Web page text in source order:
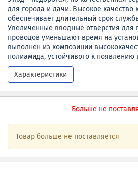
для города и дачи. Высокое качество
обеспечивает длительный срок
Увеличенные вводные отверстия для
проводов уменьшают время на
выполнен из композиции
полиамида, устойчивого к появлению
Характеристики
Больше не
Товар больше не поставляется